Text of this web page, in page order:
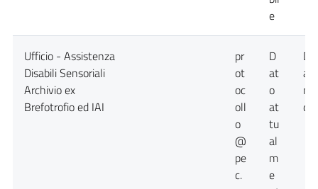
e
Ufficio - Assistenza
Disabili Sensoriali
Archivio ex
Brefotrofio ed IAI
pr
ot
oc
oll
o
@
pe
c.
D
at
o
at
tu
al
m
e